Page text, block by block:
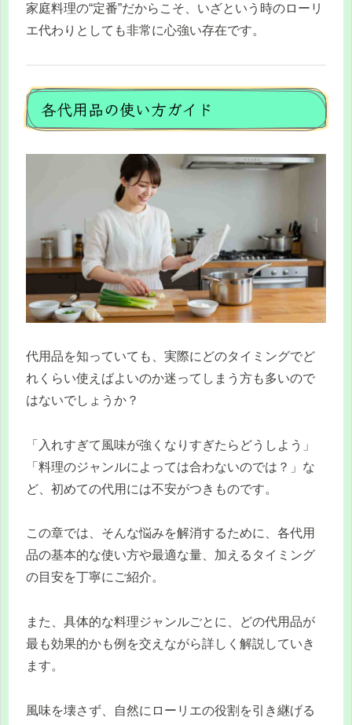
家庭料理の“定番”だからこそ、いざという時のローリ
エ代わりとしても非常に心強い存在です。
各代用品の使い方ガイド
代用品を知っていても、実際にどのタイミングでど
れくらい使えばよいのか迷ってしまう方も多いので
はないでしょうか？
「入れすぎて風味が強くなりすぎたらどうしよう」
「料理のジャンルによっては合わないのでは？」な
ど、初めての代用には不安がつきものです。
この章では、そんな悩みを解消するために、各代用
品の基本的な使い方や最適な量、加えるタイミング
の目安を丁寧にご紹介。
また、具体的な料理ジャンルごとに、どの代用品が
最も効果的かも例を交えながら詳しく解説していき
ます。
風味を壊さず、自然にローリエの役割を引き継げる